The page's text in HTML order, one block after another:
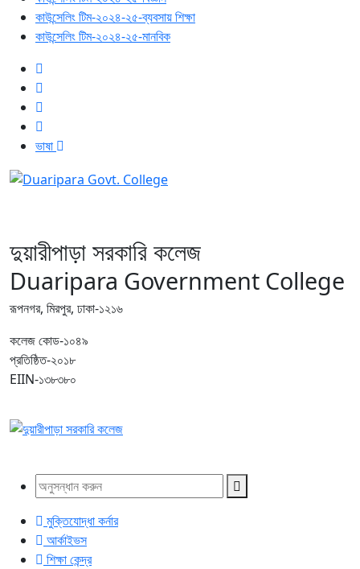
কাউন্সেলিং টিম-২০২৪-২৫-ব্যবসায় শিক্ষা
কাউন্সেলিং টিম-২০২৪-২৫-মানবিক
ভাষা
দুয়ারীপাড়া সরকারি কলেজ
Duaripara Government College
রূপনগর, মিরপুর, ঢাকা-১২১৬
কলেজ কোড-১০৪৯
প্রতিষ্ঠিত-২০১৮
EIIN-১৩৮৩৮০
মুক্তিযোদ্ধা কর্নার
আর্কাইভস
শিক্ষা কেন্দ্র